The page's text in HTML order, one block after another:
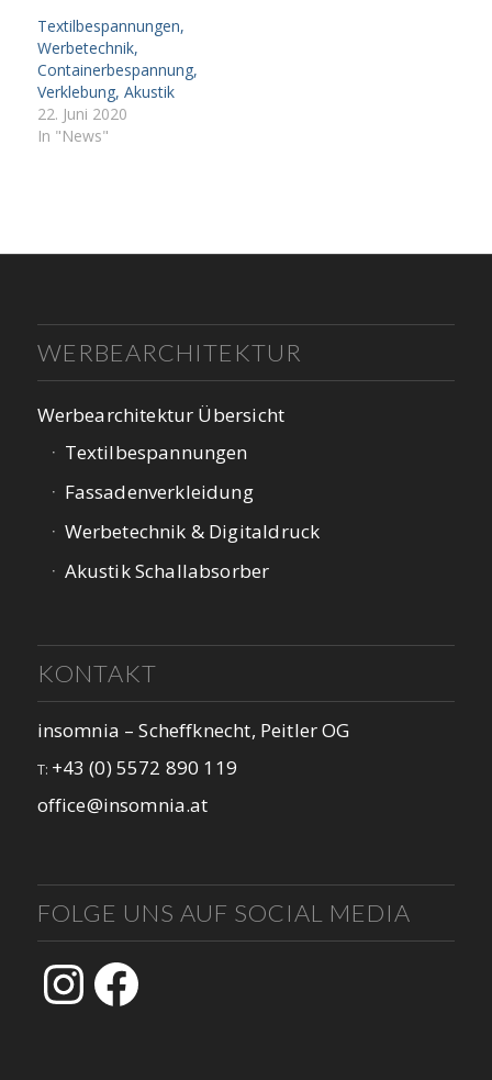
Textilbespannungen,
Werbetechnik,
Containerbespannung,
Verklebung, Akustik
22. Juni 2020
In "News"
WERBEARCHITEKTUR
Werbearchitektur Übersicht
Textilbespannungen
Fassadenverkleidung
Werbetechnik & Digitaldruck
Akustik Schallabsorber
KONTAKT
insomnia – Scheffknecht, Peitler OG
T: +43 (0) 5572 890 119
office@insomnia.at
FOLGE UNS AUF SOCIAL MEDIA
InstagramFacebook